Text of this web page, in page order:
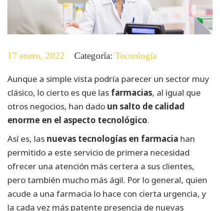
17 enero, 2022 Categoría: Tecnología
Aunque a simple vista podría parecer un sector muy
clásico, lo cierto es que las farmacias, al igual que
otros negocios, han dado un salto de calidad
enorme en el aspecto tecnológico.
Así es, las nuevas tecnologías en farmacia han
permitido a este servicio de primera necesidad
ofrecer una atención más certera a sus clientes,
pero también mucho más ágil. Por lo general, quien
acude a una farmacia lo hace con cierta urgencia, y
la cada vez más patente presencia de nuevas